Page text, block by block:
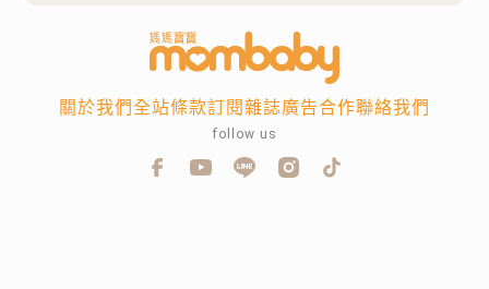
關於我們全站條款訂閱雜誌廣告合作聯絡我們
follow us